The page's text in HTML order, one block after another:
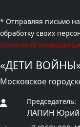
* Отправляя письмо
обработку своих
Политикой
«ДЕТИ
Московское
Председатель:
ЛАПИН Юрий